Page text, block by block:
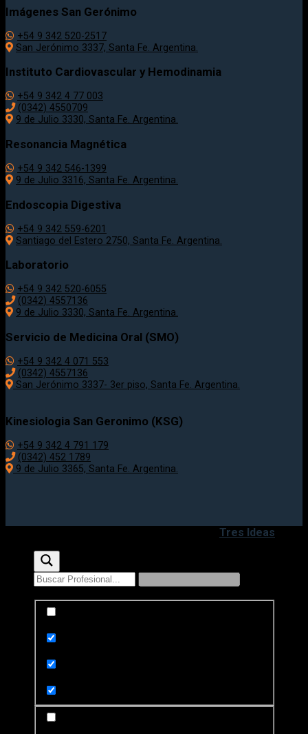
Imágenes San Gerónimo
+54 9 342 520-2517
San Jerónimo 3337, Santa Fe. Argentina.
Instituto Cardiovascular y Hemodinamia
+54 9 342 4 77 003
(0342) 4550709
9 de Julio 3330, Santa Fe. Argentina.
Resonancia Magnética
+54 9 342 546-1399
9 de Julio 3316, Santa Fe. Argentina.
Endoscopia Digestiva
+54 9 342 559-6201
Santiago del Estero 2750, Santa Fe. Argentina.
Laboratorio
+54 9 342 520-6055
(0342) 4557136
9 de Julio 3330, Santa Fe. Argentina.
Servicio de Medicina Oral (SMO)
+54 9 342 4 071 553
(0342) 4557136
San Jerónimo 3337- 3er piso, Santa Fe. Argentina.
Kinesiologia San Geronimo (KSG)
+54 9 342 4 791 179
(0342) 452 1789
9 de Julio 3365, Santa Fe. Argentina.
Tres Ideas